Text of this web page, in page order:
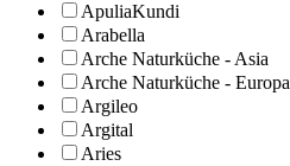
ApuliaKundi
Arabella
Arche Naturküche - Asia
Arche Naturküche - Europa
Argileo
Argital
Aries